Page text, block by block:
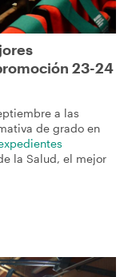
23-24
a las
de grado en
la Salud, el mejor